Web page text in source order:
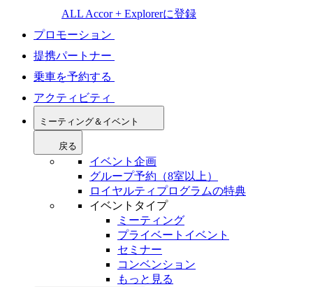
ALL Accor + Explorerに登録
プロモーション
提携パートナー
乗車を予約する
アクティビティ
ミーティング＆イベント
戻る
イベント企画
グループ予約（8室以上）
ロイヤルティプログラムの特典
イベントタイプ
ミーティング
プライベートイベント
セミナー
コンベンション
もっと見る